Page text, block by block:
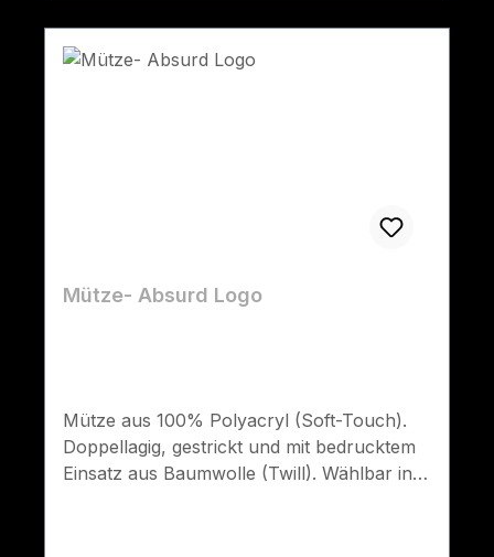
Mütze- Absurd Logo
Mütze aus 100% Polyacryl (Soft-Touch).
Doppellagig, gestrickt und mit bedrucktem
Einsatz aus Baumwolle (Twill). Wählbar in